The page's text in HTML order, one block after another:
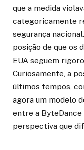
que a medida
categoricamente
segurança
posição de que os
EUA seguem
Curiosamente, a
últimos tempos,
agora um modelo
entre a
perspectiva que